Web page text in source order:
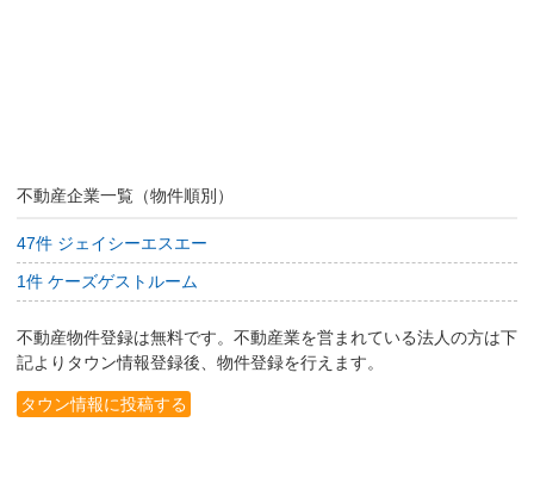
不動産企業一覧（物件順別）
47件 ジェイシーエスエー
1件 ケーズゲストルーム
不動産物件登録は無料です。不動産業を営まれている法人の方は下
記よりタウン情報登録後、物件登録を行えます。
タウン情報に投稿する